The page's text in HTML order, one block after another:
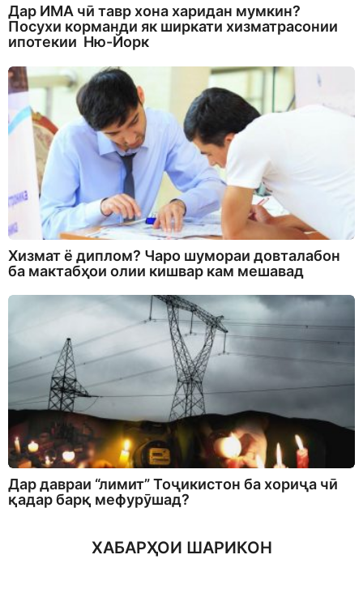
Дар ИМА чӣ тавр хона харидан мумкин?
Посухи корманди як ширкати хизматрасонии
ипотекии Ню-Йорк
Хизмат ё диплом? Чаро шумораи довталабон
ба мактабҳои олии кишвар кам мешавад
Дар давраи “лимит” Тоҷикистон ба хориҷа чӣ
қадар барқ мефурӯшад?
ХАБАРҲОИ ШАРИКОН